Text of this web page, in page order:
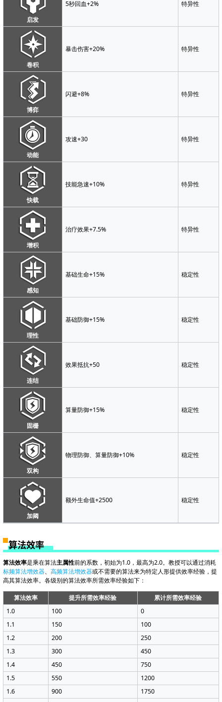
启发
5秒回血+2% 特异性
卷积
暴击伤害+20% 特异性
博弈
闪避+8% 特异性
动能
攻速+30 特异性
快载
技能急速+10% 特异性
增积
治疗效果+7.5% 特异性
感知
基础生命+15% 稳定性
理性
基础防御+15% 稳定性
连结
效果抵抗+50 稳定性
固栅
算量防御+15% 稳定性
双构
物理防御、算量防御+10% 稳定性
加阈
额外生命值+2500 稳定性
算法效率
算法效率是乘在算法主属性前的系数，初始为1.0，最高为2.0。教授可以通过消耗
标频算法增效器、 高频算法增效器或不需要的算法来为特定人形提供效率经验，提
高其算法效率。各级别的算法效率所需效率经验如下：
算法效率 提升所需效率经验
累计所需效率经验
1.0
100
0
1.1
150
100
1.2
200
250
1.3
300
450
1.4
450
750
1.5
550
1200
1.6
900
1750